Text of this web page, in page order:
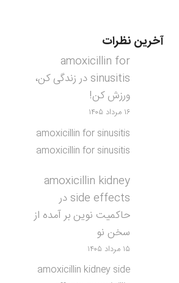
آخرین نظرات
amoxicillin for
sinusitis درزندگی کن،
ورزش کن!
۱۶ مرداد ۱۴۰۵
amoxicillin for sinusitis
amoxicillin for sinusitis
amoxicillin kidney
side effects در
حاکمیت نوین بر آمده از
سخن نو
۱۵ مرداد ۱۴۰۵
amoxicillin kidney side